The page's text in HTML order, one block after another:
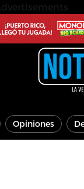
Opiniones